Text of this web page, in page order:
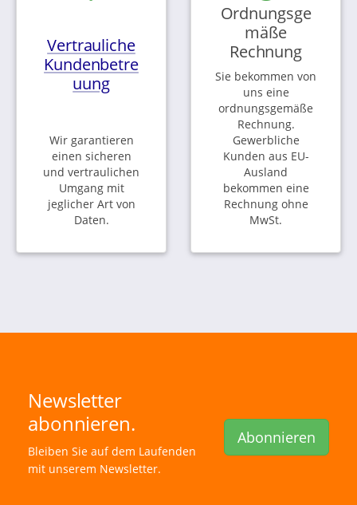
Vertrauliche
Kundenbetre
uung
Wir garantieren
einen sicheren
und vertraulichen
Umgang mit
jeglicher Art von
Daten.
Ordnungsge
mäße
Rechnung
Sie bekommen von
uns eine
ordnungsgemäße
Rechnung.
Gewerbliche
Kunden aus EU-
Ausland
bekommen eine
Rechnung ohne
MwSt.
Newsletter
abonnieren.
Bleiben Sie auf dem Laufenden
mit unserem Newsletter.
Abonnieren